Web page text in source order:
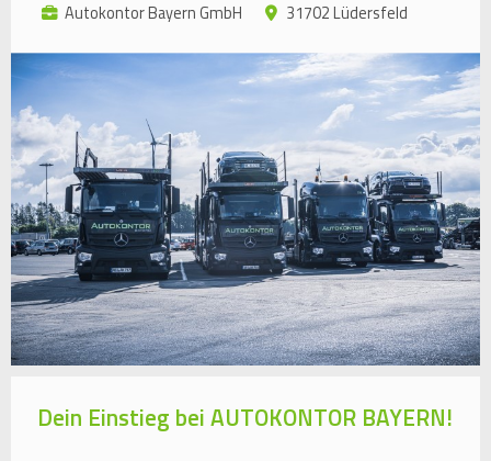
Autokontor Bayern GmbH 31702 Lüdersfeld
Dein Einstieg bei AUTOKONTOR BAYERN!